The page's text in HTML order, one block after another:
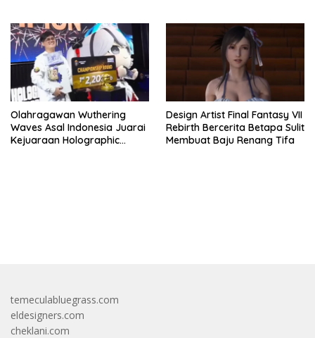
Olahragawan Wuthering
Waves Asal Indonesia Juarai
Kejuaraan Holographic
Design Artist Final Fantasy VII
Rebirth Bercerita Betapa Sulit
Membuat Baju Renang Tifa
temeculabluegrass.com
eldesigners.com
cheklani.com